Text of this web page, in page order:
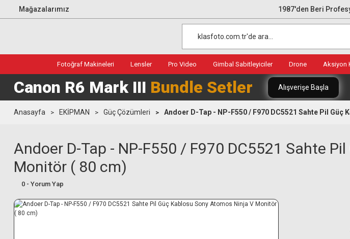
Mağazalarımız 1987'den Beri
Fotoğraf Makineleri Lensler Pro Video Gimbal Sabitleyiciler Drone Aksiyon
Canon R6 Mark III Bundle Setler Alışverişe Başla
Anasayfa EKİPMAN Güç Çözümleri Andoer D-Tap - NP-F550 / F970 DC5521 Sahte Pil
Andoer D-Tap - NP-F550 / F970 DC5521 Sahte
Monitör ( 80 cm)
0 - Yorum Yap